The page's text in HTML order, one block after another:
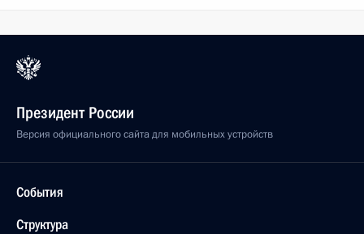
Президент России
Версия официального сайта для мобильных устройств
События
Структура